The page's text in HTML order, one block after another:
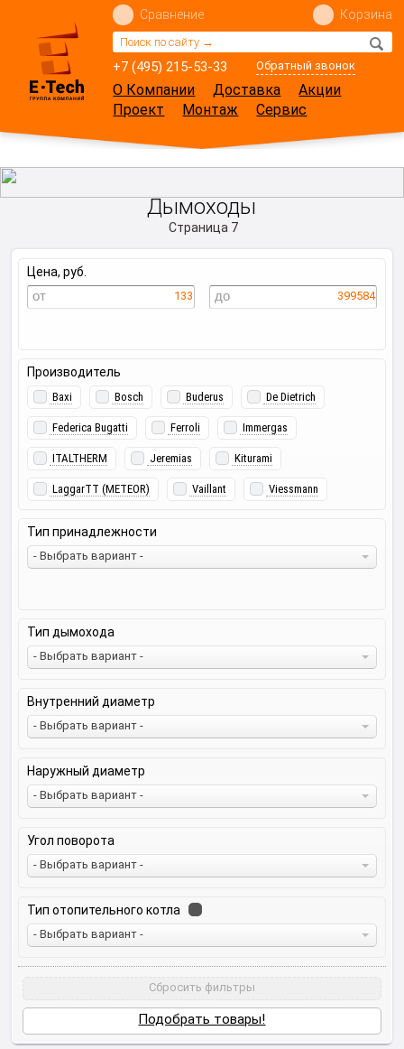
+7 (495) 215-53-33 Обратный звонок
Сравнение Корзина
О Компании Доставка
Акции
Проект
Монтаж Сервис
Дымоходы
Страница 7
Цена, руб.
133 399584
Производитель
Baxi Bosch Buderus De Dietrich
Federica Bugatti Ferroli Immergas
ITALTHERM Jeremias Kiturami
LaggarTT (METEOR) Vaillant Viessmann
Тип принадлежности
- Выбрать вариант -
Тип дымохода
- Выбрать вариант -
Внутренний диаметр
- Выбрать вариант -
Наружный диаметр
- Выбрать вариант -
Угол поворота
- Выбрать вариант -
Тип отопительного котла
- Выбрать вариант -
Подобрать товары!
Сбросить фильтры